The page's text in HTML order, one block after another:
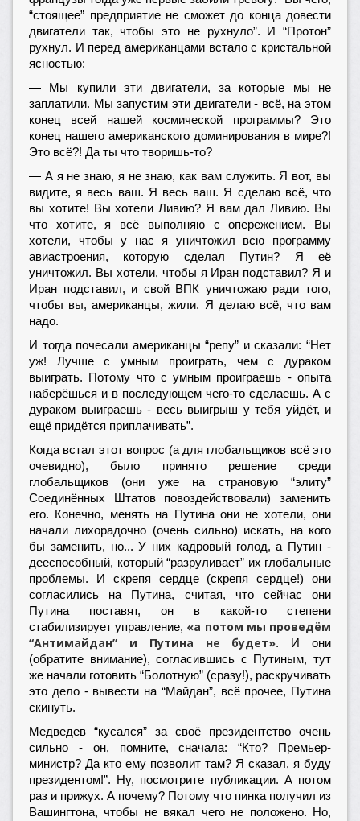
“стоящее” предприятие не сможет до конца довести
двигатели так, чтобы это не рухнуло”. И “Протон”
рухнул. И перед американцами встало с кристальной
ясностью:
— Мы купили эти двигатели, за которые мы не
заплатили. Мы запустим эти двигатели - всё, на этом
конец всей нашей космической программы? Это
конец нашего американского доминирования в мире?!
Это всё?! Да ты что творишь-то?
— А я не знаю, я не знаю, как вам служить. Я вот, вы
видите, я весь ваш. Я весь ваш. Я сделаю всё, что
вы хотите! Вы хотели Ливию? Я вам дал Ливию. Вы
что хотите, я всё выполняю с опережением. Вы
хотели, чтобы у нас я уничтожил всю программу
авиастроения, которую сделал Путин? Я её
уничтожил. Вы хотели, чтобы я Иран подставил? Я и
Иран подставил, и свой ВПК уничтожаю ради того,
чтобы вы, американцы, жили. Я делаю всё, что вам
надо.
И тогда почесали американцы “репу” и сказали: “Нет
уж! Лучше с умным проиграть, чем с дураком
выиграть. Потому что с умным проиграешь - опыта
наберёшься и в последующем чего-то сделаешь. А с
дураком выиграешь - весь выигрыш у тебя уйдёт, и
ещё придётся приплачивать”.
Когда встал этот вопрос (а для глобальщиков всё это
очевидно), было принято решение среди
глобальщиков (они уже на страновую “элиту”
Соединённых Штатов повоздействовали) заменить
его. Конечно, менять на Путина они не хотели, они
начали лихорадочно (очень сильно) искать, на кого
бы заменить, но... У них кадровый голод, а Путин -
дееспособный, который “разруливает” их глобальные
проблемы. И скрепя сердце (скрепя сердце!) они
согласились на Путина, считая, что сейчас они
Путина поставят, он в какой-то степени
стабилизирует управление, «а потом мы проведём
“Антимайдан” и Путина не будет». И они
(обратите внимание), согласившись с Путиным, тут
же начали готовить “Болотную” (сразу!), раскручивать
это дело - вывести на “Майдан”, всё прочее, Путина
скинуть.
Медведев “кусался” за своё президентство очень
сильно - он, помните, сначала: “Кто? Премьер-
министр? Да кто ему позволит там? Я сказал, я буду
президентом!”. Ну, посмотрите публикации. А потом
раз и прижух. А почему? Потому что пинка получил из
Вашингтона, чтобы не вякал чего не положено. Но,